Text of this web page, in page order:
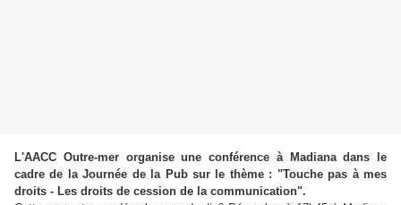
L'AACC Outre-mer organise une conférence à Madiana dans le
cadre de la Journée de la Pub sur le thème : "Touche pas à mes
droits - Les droits de cession de la communication".